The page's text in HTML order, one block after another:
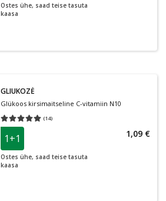
Ostes ühe, saad teise tasuta
kaasa
GLIUKOZĖ
Glükoos kirsimaitseline C-vitamiin N10
(14)
Keskmine hinnang 5.00
1+1
Ostes ühe, saad teise tasuta
kaasa
1,09 €